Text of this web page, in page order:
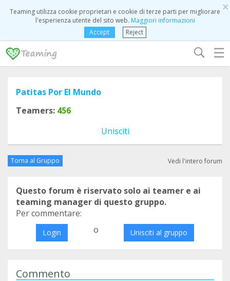
×
Teaming utilizza cookie proprietari e cookie di terze parti per migliorare
l'esperienza utente del sito web. Maggiori informazioni
Accept
Reject
☰
Patitas Por El Mundo
Teamers: 456
Unisciti
Torna al Gruppo Vedi l'intero forum
Questo forum è riservato solo ai teamer e ai
teaming manager di questo gruppo.
Per commentare:
Login o Unisciti al gruppo
Commento